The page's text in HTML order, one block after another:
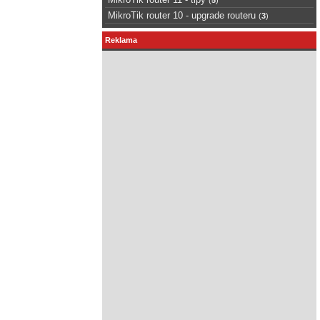
MikroTik router 10 - upgrade routeru (3)
Reklama